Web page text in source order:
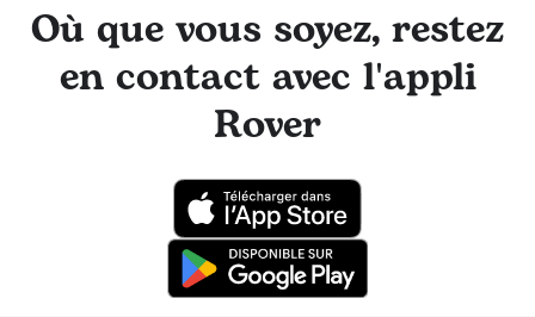
Où que vous soyez, restez
en contact avec l'appli
Rover